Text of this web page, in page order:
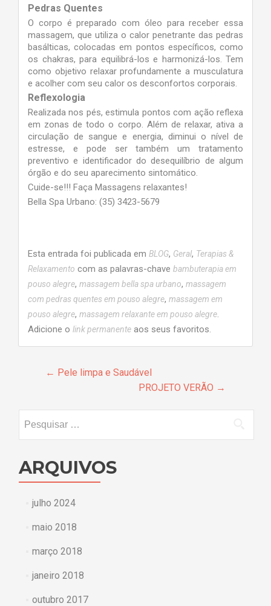
Pedras Quentes
O corpo é preparado com óleo para receber essa
massagem, que utiliza o calor penetrante das pedras
basálticas, colocadas em pontos específicos, como
os chakras, para equilibrá-los e harmonizá-los. Tem
como objetivo relaxar profundamente a musculatura
e acolher com seu calor os desconfortos corporais.
Reflexologia
Realizada nos pés, estimula pontos com ação reflexa
em zonas de todo o corpo. Além de relaxar, ativa a
circulação de sangue e energia, diminui o nível de
estresse, e pode ser também um tratamento
preventivo e identificador do desequilíbrio de algum
órgão e do seu aparecimento sintomático.
Cuide-se!!! Faça Massagens relaxantes!
Bella Spa Urbano: (35) 3423-5679
Esta entrada foi publicada em BLOG, Geral, Terapias &
Relaxamento com as palavras-chave bambuterapia em
pouso alegre, massagem bella spa urbano, massagem
com pedras quentes em pouso alegre, massagem em
pouso alegre, massagem relaxante em pouso alegre
Adicione o link permanente aos seus favoritos.
Navegação
posts
← Pele limpa e Saudável
PROJETO VERÃO →
por:
ARQUIVOS
julho 2024
maio 2018
março 2018
janeiro 2018
outubro 2017